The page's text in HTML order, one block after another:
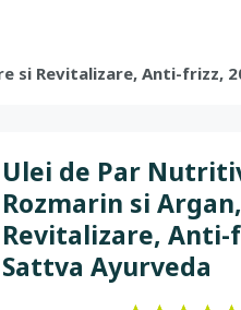
si Revitalizare, Anti-frizz,
Ulei de Par
Rozmarin si
Revitalizare, Anti-
Sattva Ayurveda